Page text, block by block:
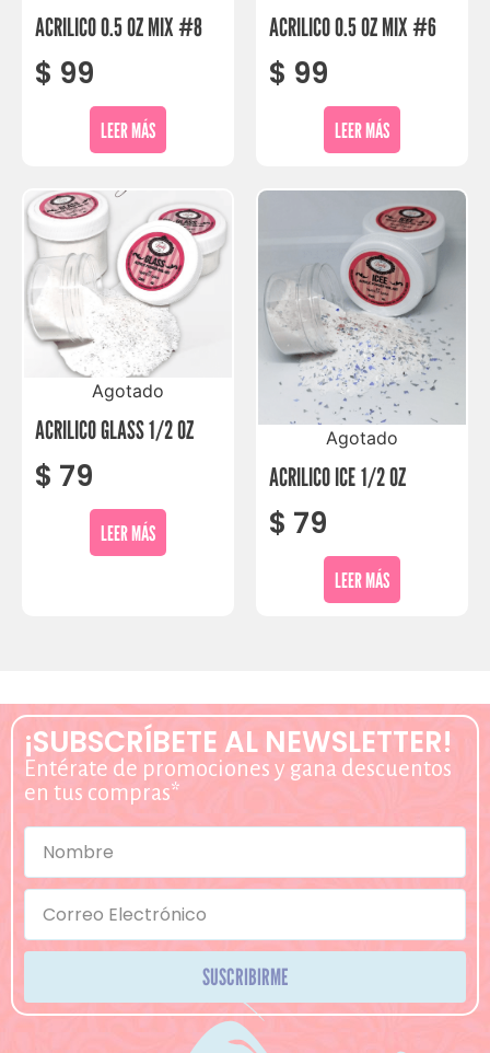
ACRILICO 0.5 OZ MIX #8
$ 99
LEER MÁS
ACRILICO 0.5 OZ MIX #6
$ 99
LEER MÁS
Agotado
ACRILICO GLASS 1/2 OZ
$ 79
LEER MÁS
Agotado
ACRILICO ICE 1/2 OZ
$ 79
LEER MÁS
¡SUBSCRÍBETE AL NEWSLETTER!
Entérate de promociones y gana descuentos
en tus compras*
SUSCRIBIRME